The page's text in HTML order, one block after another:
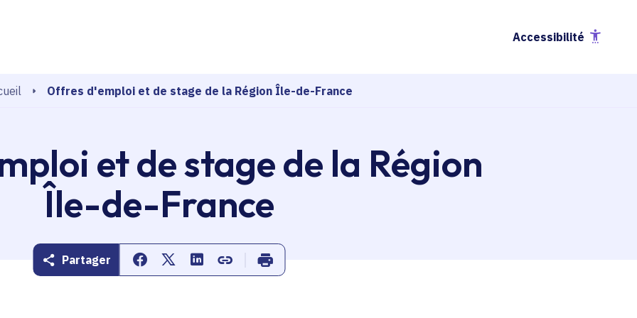
Accessibilité
Offres d'emploi et de stage de la Région Île-de-France
et de stage de la Région
Île-de-France
Partager Partager sur Facebook
Partager sur Twitter
Partager sur Linkedin
Copier dans le presse-papier
Imprimer